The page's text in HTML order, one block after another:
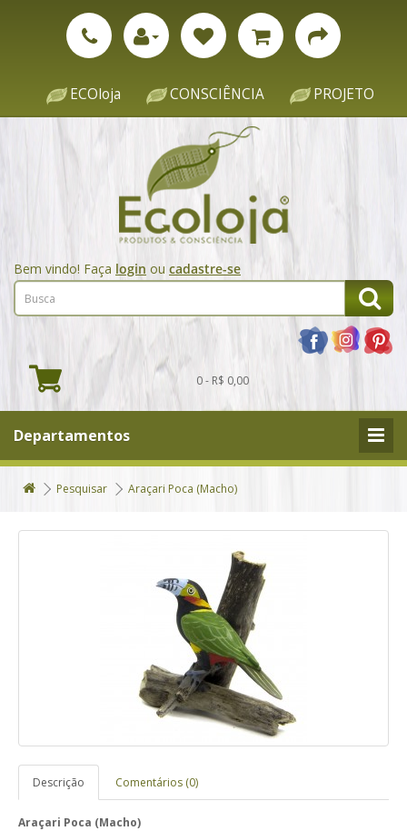
ECOloja CONSCIÊNCIA PROJETO
Bem vindo! Faça login ou cadastre-se
0 - R$ 0,00
Departamentos
Pesquisar Araçari Poca (Macho)
Descrição Comentários (0)
Araçari Poca (Macho)